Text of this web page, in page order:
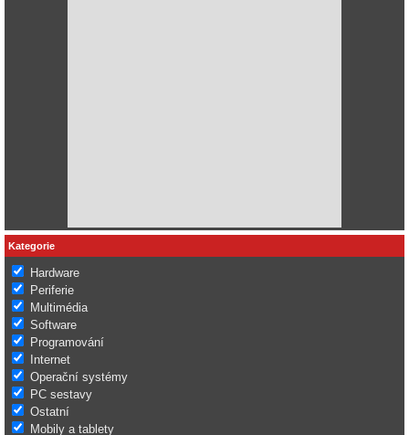
Kategorie
Hardware
Periferie
Multimédia
Software
Programování
Internet
Operační systémy
PC sestavy
Ostatní
Mobily a tablety